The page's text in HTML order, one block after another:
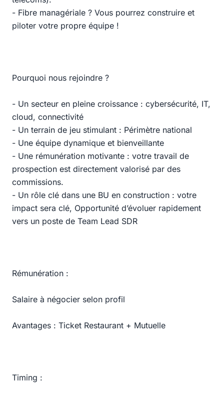
- Fibre managériale ? Vous pourrez construire et
piloter votre propre équipe !
Pourquoi nous rejoindre ?
- Un secteur en pleine croissance : cybersécurité, IT,
cloud, connectivité
- Un terrain de jeu stimulant : Périmètre national
- Une équipe dynamique et bienveillante
- Une rémunération motivante : votre travail de
prospection est directement valorisé par des
commissions.
- Un rôle clé dans une BU en construction : votre
impact sera clé, Opportunité d’évoluer rapidement
vers un poste de Team Lead SDR
Rémunération :
Salaire à négocier selon profil
Avantages : Ticket Restaurant + Mutuelle
Timing :